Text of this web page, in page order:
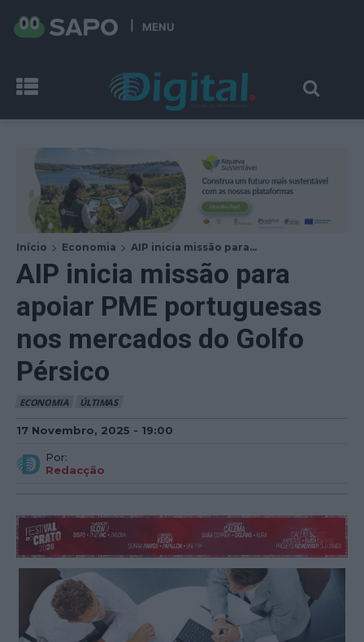
MENU
Início Economia AIP inicia missão para...
AIP inicia missão para
apoiar PME portuguesas
nos mercados do Golfo
Pérsico
ECONOMIA ÚLTIMAS
17 Novembro, 2025 - 19:00
Por:
Redacção